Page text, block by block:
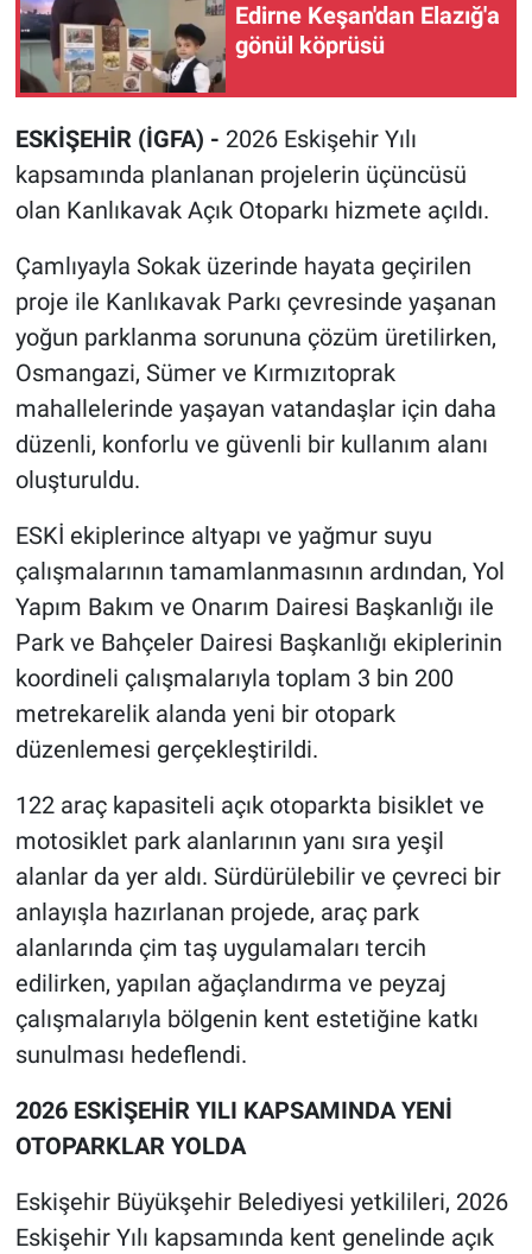
Edirne Keşan'dan Elazığ'a
gönül köprüsü
ESKİŞEHİR (İGFA) - 2026 Eskişehir Yılı
kapsamında planlanan projelerin üçüncüsü
olan Kanlıkavak Açık Otoparkı hizmete açıldı.
Çamlıyayla Sokak üzerinde hayata geçirilen
proje ile Kanlıkavak Parkı çevresinde yaşanan
yoğun parklanma sorununa çözüm üretilirken,
Osmangazi, Sümer ve Kırmızıtoprak
mahallelerinde yaşayan vatandaşlar için daha
düzenli, konforlu ve güvenli bir kullanım alanı
oluşturuldu.
ESKİ ekiplerince altyapı ve yağmur suyu
çalışmalarının tamamlanmasının ardından, Yol
Yapım Bakım ve Onarım Dairesi Başkanlığı ile
Park ve Bahçeler Dairesi Başkanlığı ekiplerinin
koordineli çalışmalarıyla toplam 3 bin 200
metrekarelik alanda yeni bir otopark
düzenlemesi gerçekleştirildi.
122 araç kapasiteli açık otoparkta bisiklet ve
motosiklet park alanlarının yanı sıra yeşil
alanlar da yer aldı. Sürdürülebilir ve çevreci bir
anlayışla hazırlanan projede, araç park
alanlarında çim taş uygulamaları tercih
edilirken, yapılan ağaçlandırma ve peyzaj
çalışmalarıyla bölgenin kent estetiğine katkı
sunulması hedeflendi.
2026 ESKİŞEHİR YILI KAPSAMINDA YENİ
OTOPARKLAR YOLDA
Eskişehir Büyükşehir Belediyesi yetkilileri, 2026
Eskişehir Yılı kapsamında kent genelinde açık